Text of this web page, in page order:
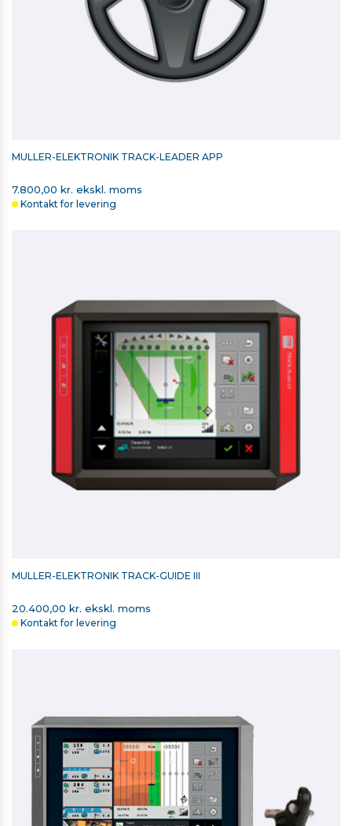
MÜLLER-ELEKTRONIK TRACK-LEADER APP
7.800,00 kr. ekskl. moms
Kontakt for levering
MÜLLER-ELEKTRONIK TRACK-GUIDE III
20.400,00 kr. ekskl. moms
Kontakt for levering